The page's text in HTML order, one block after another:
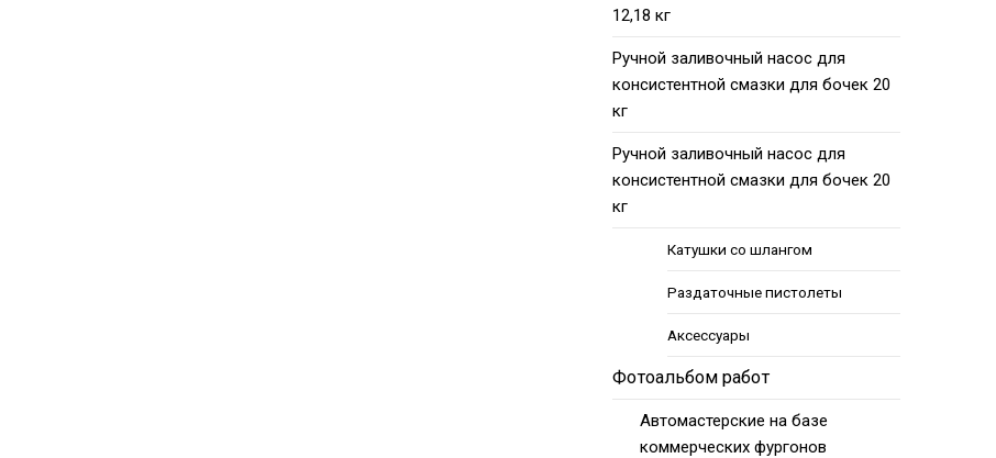
12,18 кг
Ручной заливочный насос для
консистентной смазки для бочек 20
кг
Ручной заливочный насос для
консистентной смазки для бочек 20
кг
Катушки со шлангом
Раздаточные пистолеты
Аксессуары
Фотоальбом работ
Автомастерские на базе
коммерческих фургонов